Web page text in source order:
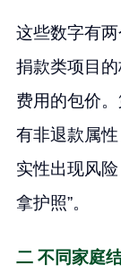
这些数字有
捐款类项目
费用的包价
有非退款属
实性出现风
拿护照”。
二 不同家庭